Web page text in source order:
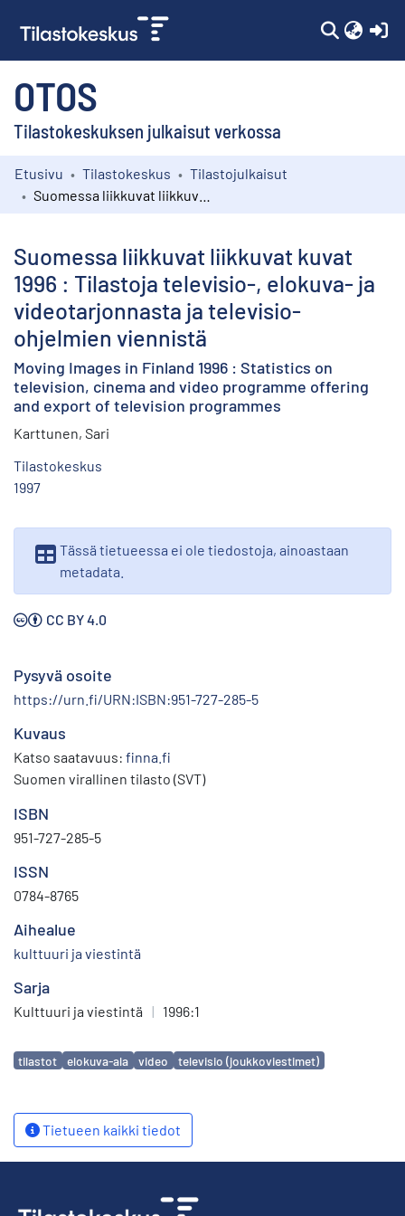
OTOS
Tilastokeskuksen julkaisut verkossa
Kokoelmat
Etusivu Tilastokeskus
Tilastojulkaisut
Suomessa liikkuvat liikkuvat kuvat
1996 : Tilastoja televisio-, elokuva- ja
videotarjonnasta ja televisio-
ohjelmien viennistä
Moving Images in Finland 1996 : Statistics on
television, cinema and video programme offering
and export of television programmes
Karttunen, Sari
Tilastokeskus
1997
Tässä tietueessa ei ole tiedostoja, ainoastaan
metadata.
CC BY 4.0
Pysyvä osoite
https://urn.fi/URN:ISBN:951-727-285-5
Kuvaus
Katso saatavuus: finna.fi
Suomen virallinen tilasto (SVT)
ISBN
951-727-285-5
ISSN
0784-8765
Aihealue
kulttuuri ja viestintä
Sarja
Kulttuuri ja viestintä | 1996:1
Avainsanat
tilastot elokuva-ala video televisio (joukkoviestimet)
Tietueen kaikki tiedot